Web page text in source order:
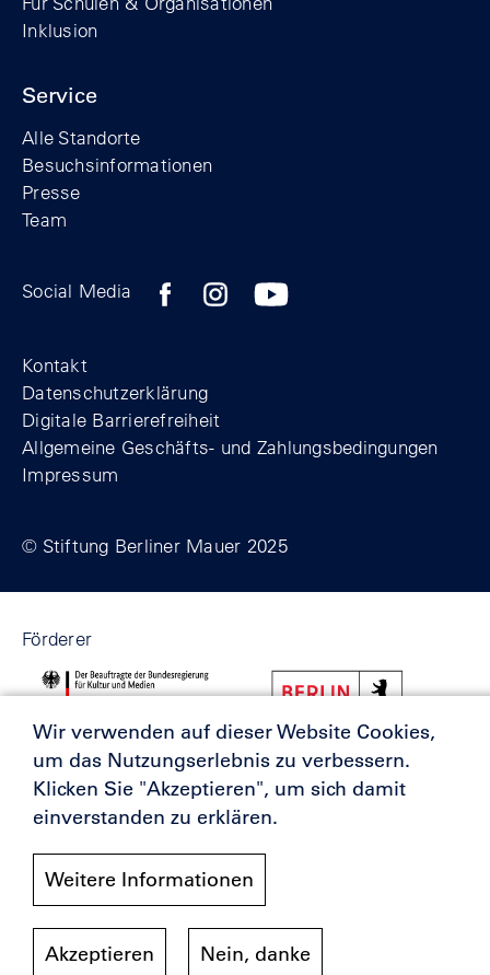
Inklusion
Service
Alle Standorte
Besuchsinformationen
Presse
Team
Social Media Zum Facebook-Profil der Stiftung
Zum Instagram-Profil der Stiftung
Zum YouTube-Kanal der
Kontakt
Datenschutzerklärung
Digitale Barrierefreiheit
Allgemeine Geschäfts- und Zahlungsbedingungen
Impressum
© Stiftung Berliner Mauer 2025
Förderer
Wir verwenden auf dieser Website Cookies,
um das Nutzungserlebnis zu verbessern.
Klicken Sie "Akzeptieren", um sich damit
einverstanden zu erklären.
Weitere Informationen
Akzeptieren Nein, danke